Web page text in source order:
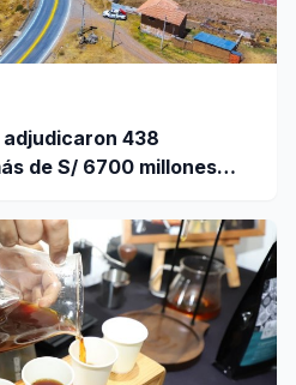
438
de S/ 6700 millones